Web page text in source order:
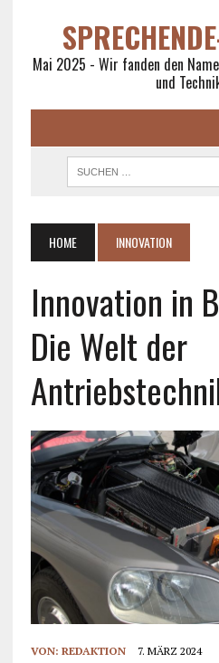
Mai 2025 - Wir fanden den
und
HOME INNOVATION
Innovation in
Die Welt der
VON: REDAKTION 7. MÄRZ 2024